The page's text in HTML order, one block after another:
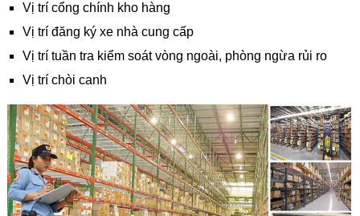
Vị trí cổng chính kho hàng
Vị trí đăng ký xe nhà cung cấp
Vị trí tuần tra kiểm soát vòng ngoài, phòng ngừa rủi ro
Vị trí chòi canh